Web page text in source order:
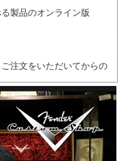
製品のオンライン版
注文をいただいてからの